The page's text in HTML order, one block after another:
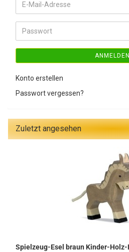
E-
Mail-
Adresse
Passwort
ANMELDEN
Konto erstellen
Passwort vergessen?
Zuletzt angesehen
Spielzeug-Esel braun Kinder-